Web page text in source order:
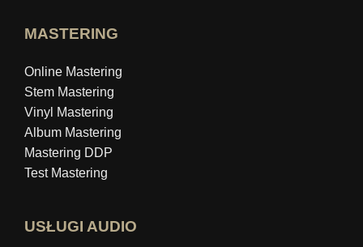
MASTERING
Online Mastering
Stem Mastering
Vinyl Mastering
Album Mastering
Mastering DDP
Test Mastering
USŁUGI AUDIO